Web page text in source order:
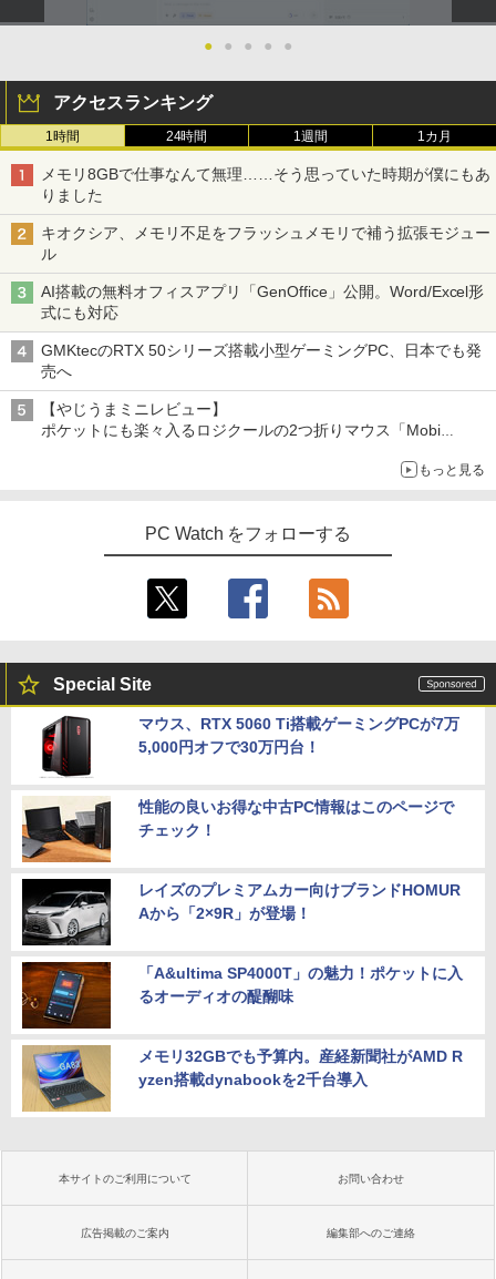
● ● ● ● ●
アクセスランキング
1時間 24時間 1週間 1カ月
メモリ8GBで仕事なんて無理……そう思っていた時期が僕にもあ
りました
キオクシア、メモリ不足をフラッシュメモリで補う拡張モジュー
ル
AI搭載の無料オフィスアプリ「GenOffice」公開。Word/Excel形
式にも対応
GMKtecのRTX 50シリーズ搭載小型ゲーミングPC、日本でも発
売へ
【やじうまミニレビュー】
ポケットにも楽々入るロジクールの2つ折りマウス「Mobi
もっと見る
PC Watch をフォローする
Special Site
マウス、RTX 5060 Ti搭載ゲーミングPCが7万
5,000円オフで30万円台！
性能の良いお得な中古PC情報はこのページで
チェック！
レイズのプレミアムカー向けブランドHOMUR
Aから「2×9R」が登場！
「A&ultima SP4000T」の魅力！ポケットに入
るオーディオの醍醐味
メモリ32GBでも予算内。産経新聞社がAMD R
yzen搭載dynabookを2千台導入
本サイトのご利用について お問い合わせ
広告掲載のご案内 編集部へのご連絡